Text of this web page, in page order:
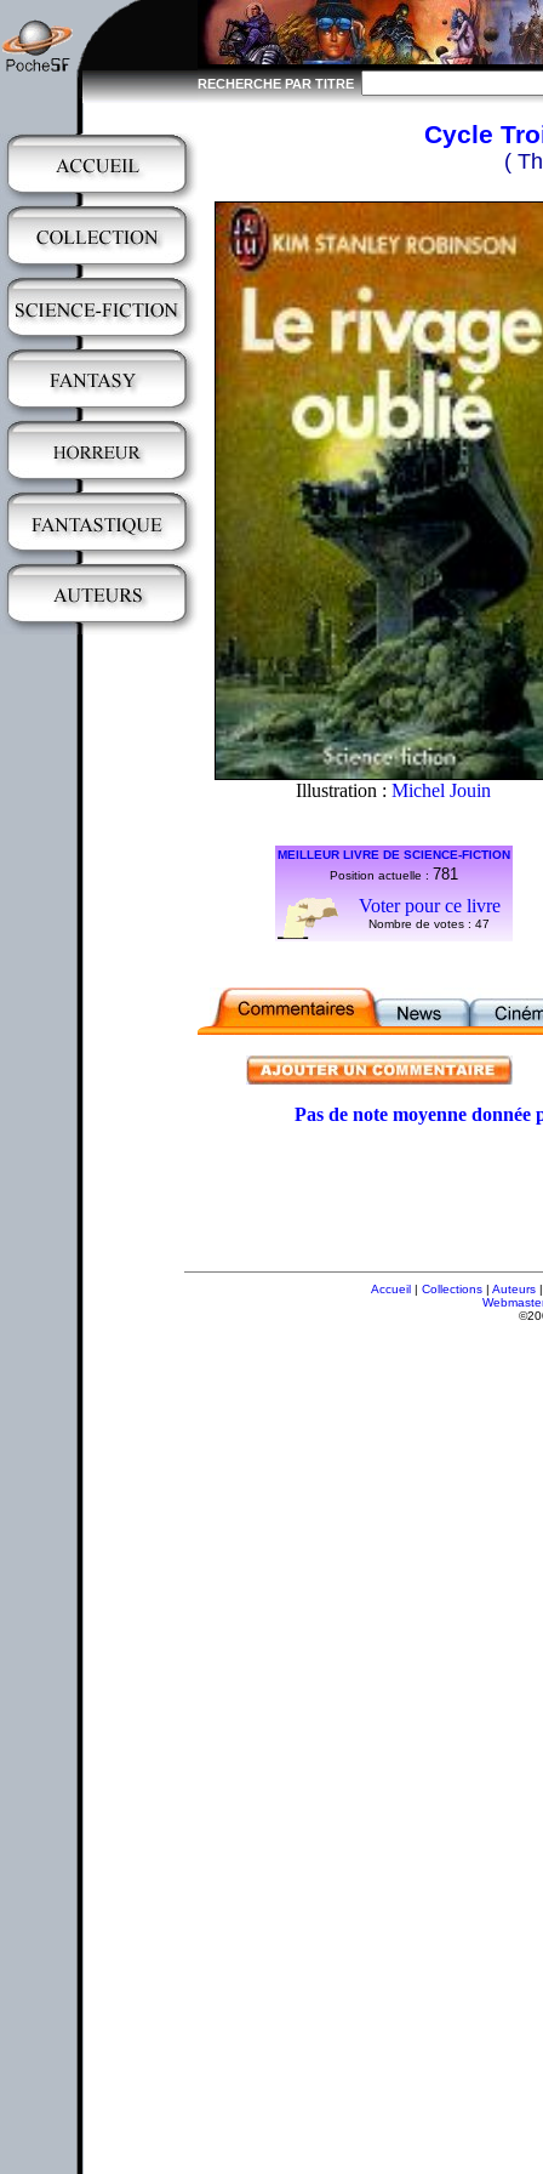
RECHERCHE PAR TITRE
Cycle
(
Illustration : Michel Jouin
MEILLEUR LIVRE DE SCIENCE-FICTION
Position actuelle : 781
Voter pour ce livre
Nombre de votes : 47
Pas de note moyenne
Accueil | Collections | Auteurs